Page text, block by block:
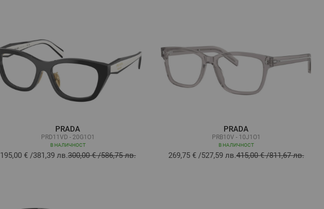
PRADA
PRD11VD - 20G1O1
В НАЛИЧНОСТ
195,00 €/381,39 лв.300,00 €/586,75 лв.
PRADA
PRB10V - 10J1O1
В НАЛИЧНОСТ
269,75 €/527,59 лв.415,00 €/811,67 лв.